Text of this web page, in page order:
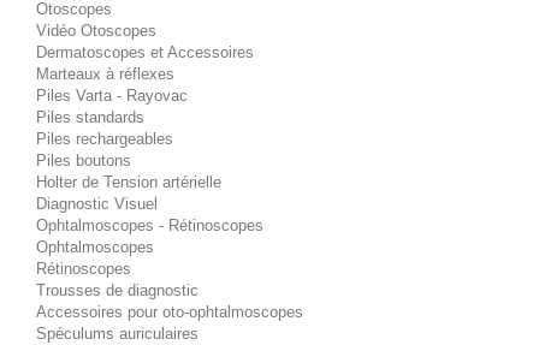
Otoscopes
Vidéo Otoscopes
Dermatoscopes et Accessoires
Marteaux à réflexes
Piles Varta - Rayovac
Piles standards
Piles rechargeables
Piles boutons
Holter de Tension artérielle
Diagnostic Visuel
Ophtalmoscopes - Rétinoscopes
Ophtalmoscopes
Rétinoscopes
Trousses de diagnostic
Accessoires pour oto-ophtalmoscopes
Spéculums auriculaires